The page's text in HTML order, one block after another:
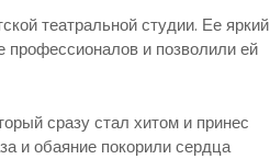
театральной студии. Ее яркий
профессионалов и позволили ей
сразу стал хитом и принес
и обаяние покорили сердца